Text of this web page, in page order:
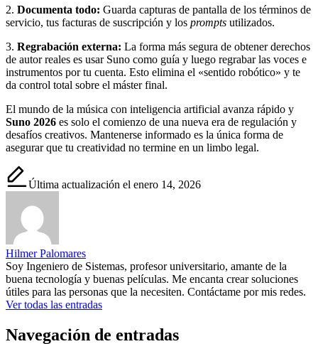
2. Documenta todo: Guarda capturas de pantalla de los términos de
servicio, tus facturas de suscripción y los prompts utilizados.
3. Regrabación externa: La forma más segura de obtener derechos
de autor reales es usar Suno como guía y luego regrabar las voces e
instrumentos por tu cuenta. Esto elimina el «sentido robótico» y te
da control total sobre el máster final.
El mundo de la música con inteligencia artificial avanza rápido y
Suno 2026 es solo el comienzo de una nueva era de regulación y
desafíos creativos. Mantenerse informado es la única forma de
asegurar que tu creatividad no termine en un limbo legal.
Última actualización el enero 14, 2026
Hilmer Palomares
Soy Ingeniero de Sistemas, profesor universitario, amante de la
buena tecnología y buenas películas. Me encanta crear soluciones
útiles para las personas que la necesiten. Contáctame por mis redes.
Ver todas las entradas
Navegación de entradas